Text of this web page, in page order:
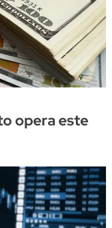
opera este